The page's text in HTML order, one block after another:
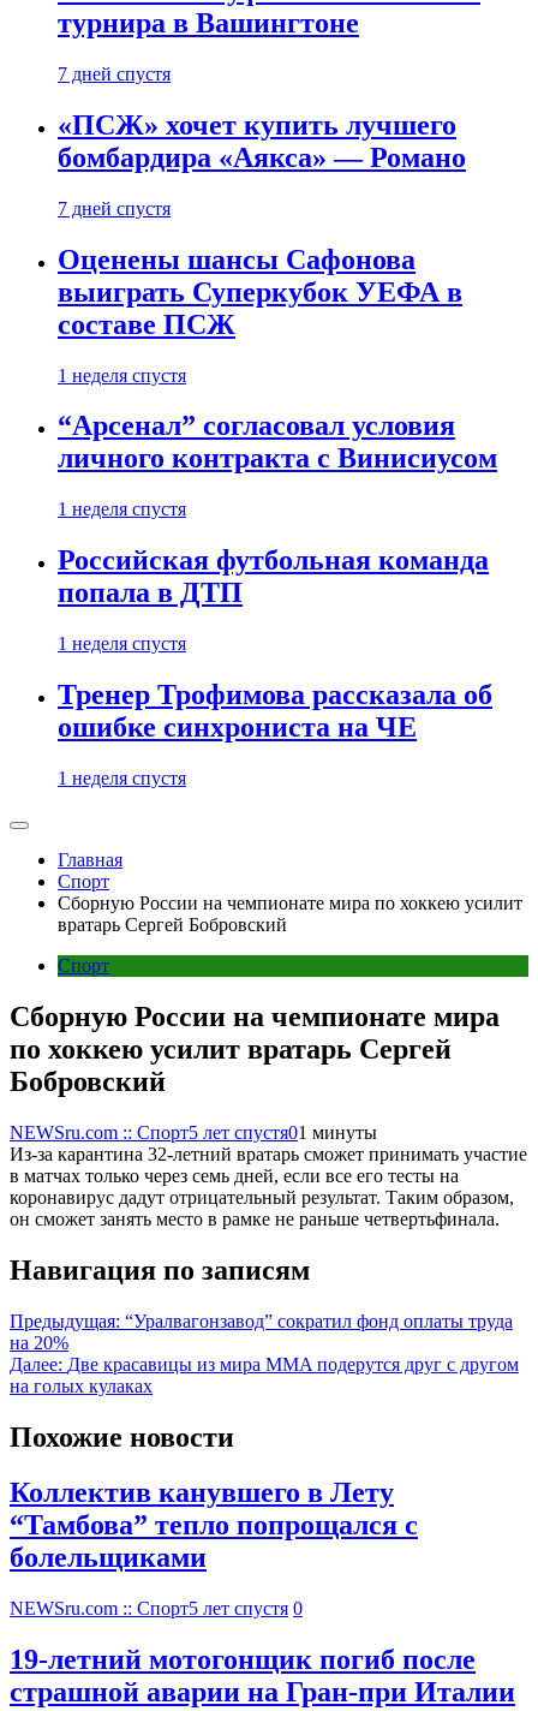
турнира в Вашингтоне
7 дней спустя
«ПСЖ» хочет купить лучшего
бомбардира «Аякса» — Романо
7 дней спустя
Оценены шансы Сафонова
выиграть Суперкубок УЕФА в
составе ПСЖ
1 неделя спустя
“Арсенал” согласовал условия
личного контракта с Винисиусом
1 неделя спустя
Российская футбольная команда
попала в ДТП
1 неделя спустя
Тренер Трофимова рассказала об
ошибке синхрониста на ЧЕ
1 неделя спустя
Главная
Спорт
Сборную России на чемпионате мира по хоккею усилит
вратарь Сергей Бобровский
Спорт
Сборную России на чемпионате мира
по хоккею усилит вратарь Сергей
Бобровский
NEWSru.com :: Спорт5 лет спустя01 минуты
Из-за карантина 32-летний вратарь сможет принимать участие
в матчах только через семь дней, если все его тесты на
коронавирус дадут отрицательный результат. Таким образом,
он сможет занять место в рамке не раньше четвертьфинала.
Навигация по записям
Предыдущая: “Уралвагонзавод” сократил фонд оплаты труда
на 20%
Далее: Две красавицы из мира MMA подерутся друг с другом
на голых кулаках
Похожие новости
Коллектив канувшего в Лету
“Тамбова” тепло попрощался с
болельщиками
NEWSru.com :: Спорт5 лет спустя 0
19-летний мотогонщик погиб после
страшной аварии на Гран-при Италии